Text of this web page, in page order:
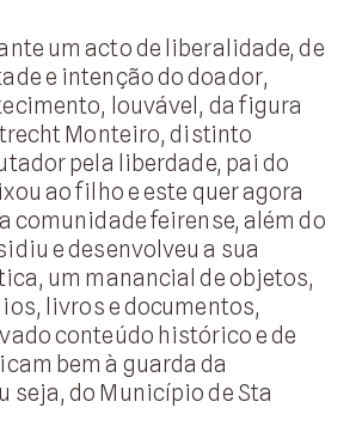
um acto de liberalidade, de
e intenção do doador,
louvável, da figura
Monteiro, distinto
pela liberdade, pai do
ao filho e este quer agora
comunidade feirense, além do
e desenvolveu a sua
um manancial de objetos,
livros e documentos,
conteúdo histórico e de
bem à guarda da
seja, do Município de Sta